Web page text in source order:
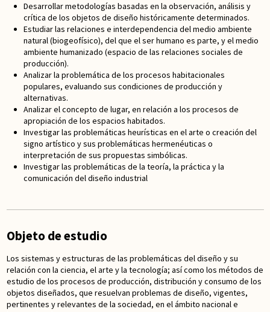
Desarrollar metodologías basadas en la observación, análisis y
crítica de los objetos de diseño históricamente determinados.
Estudiar las relaciones e interdependencia del medio ambiente
natural (biogeofísico), del que el ser humano es parte, y el medio
ambiente humanizado (espacio de las relaciones sociales de
producción).
Analizar la problemática de los procesos habitacionales
populares, evaluando sus condiciones de producción y
alternativas.
Analizar el concepto de lugar, en relación a los procesos de
apropiación de los espacios habitados.
Investigar las problemáticas heurísticas en el arte o creación del
signo artístico y sus problemáticas hermenéuticas o
interpretación de sus propuestas simbólicas.
Investigar las problemáticas de la teoría, la práctica y la
comunicación del diseño industrial
Objeto de estudio
Los sistemas y estructuras de las problemáticas del diseño y su
relación con la ciencia, el arte y la tecnología; así como los métodos de
estudio de los procesos de producción, distribución y consumo de los
objetos diseñados, que resuelvan problemas de diseño, vigentes,
pertinentes y relevantes de la sociedad, en el ámbito nacional e